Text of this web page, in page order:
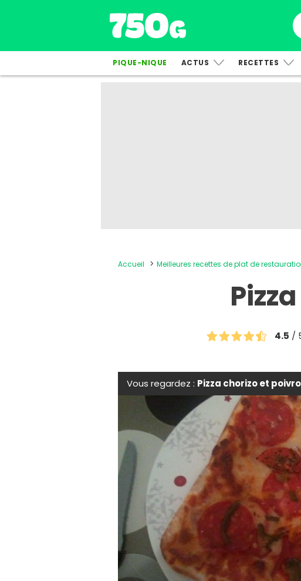
PIQUE-NIQUE ACTUS RECETTES
Accueil Meilleures recettes de plat de
4.5 /
Vous regardez : Pizza chorizo et